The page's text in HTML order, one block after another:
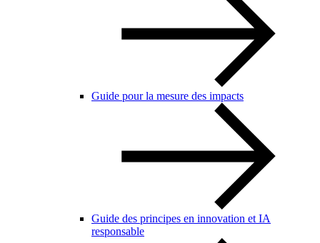
Guide pour la mesure des impacts
Guide des principes en innovation et IA
responsable